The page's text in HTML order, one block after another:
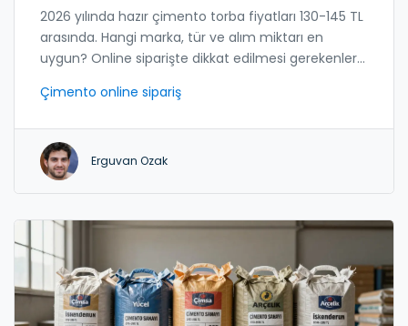
2026 yılında hazır çimento torba fiyatları 130-145 TL
arasında. Hangi marka, tür ve alım miktarı en
uygun? Online siparişte dikkat edilmesi gerekenler
Çimento online sipariş
Erguvan Ozak